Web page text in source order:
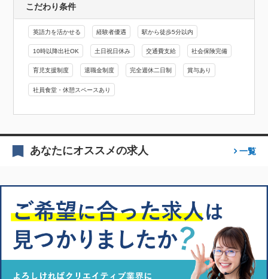
こだわり条件
英語力を活かせる 経験者優遇 駅から徒歩5分以内
10時以降出社OK 土日祝日休み 交通費支給 社会保険完備
育児支援制度 退職金制度 完全週休二日制 賞与あり
社員食堂・休憩スペースあり
あなたにオススメの求人 一覧